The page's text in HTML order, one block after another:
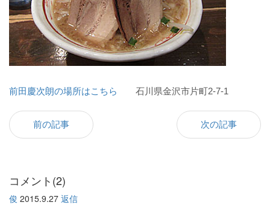
前田慶次朗の場所はこちら 石川県金沢市片町2-7-1
前の記事 次の記事
コメント(2)
俊 2015.9.27 返信